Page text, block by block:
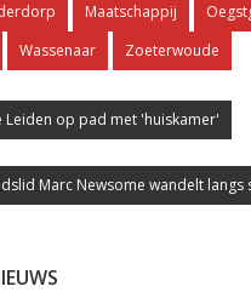
Maatschappij
Wassenaar Zoeterwoude
Leiden op pad met 'huiskamer'
Marc Newsome wandelt langs